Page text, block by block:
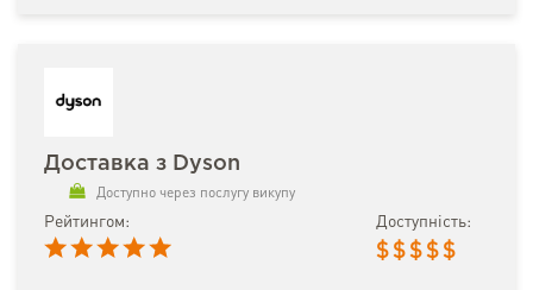
Доставка з Dyson
Доступно через послугу викупу
Рейтингом: Доступність:
$ $ $ $ $